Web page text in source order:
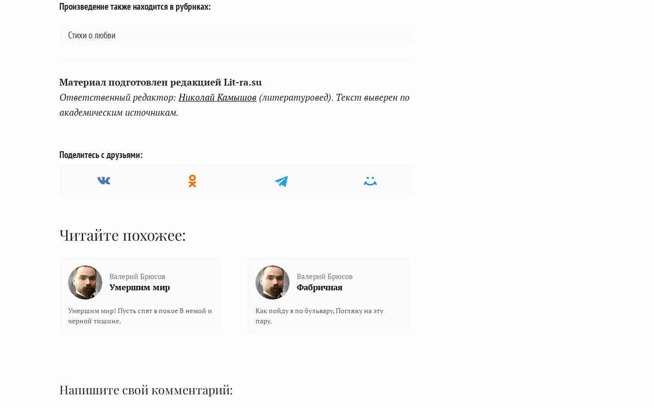
Произведение также находится в рубриках:
Стихи о любви
Материал подготовлен редакцией Lit-ra.su
Ответственный редактор:Николай Камышов (литературовед). Текст выверен по
академическим источникам.
Поделитесь с друзьями:
Читайте похожее:
Валерий Брюсов
Умершим мир
Умeршим мир! Пусть спят в покое В немой и
черной тишине.
Валерий Брюсов
Фабричная
Как пойду я по бульвару, Погляжу на эту
пару.
Напишите свой комментарий: